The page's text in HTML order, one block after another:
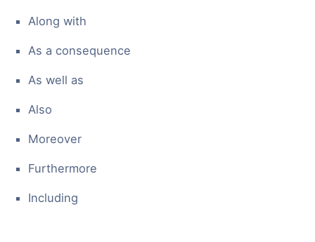
Along with
As a consequence
As well as
Also
Moreover
Furthermore
Including